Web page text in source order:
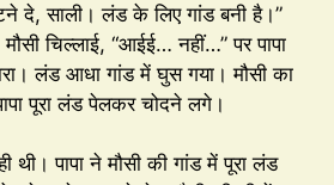
दे, साली। लंड के लिए गांड बनी है।”
चिल्लाई, “आईई… नहीं…” पर पापा
लंड आधा गांड में घुस गया। मौसी का
पूरा लंड पेलकर चोदने लगे।
पापा ने मौसी की गांड में पूरा लंड